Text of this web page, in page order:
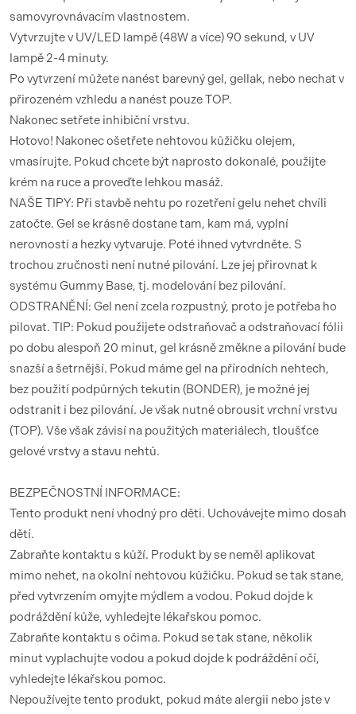
samovyrovnávacím vlastnostem.
Vytvrzujte v UV/LED lampě (48W a více) 90 sekund, v UV
lampě 2-4 minuty.
Po vytvrzení můžete nanést barevný gel, gellak, nebo nechat v
přirozeném vzhledu a nanést pouze TOP.
Nakonec setřete inhibiční vrstvu.
Hotovo! Nakonec ošetřete nehtovou kůžičku olejem,
vmasírujte. Pokud chcete být naprosto dokonalé, použijte
krém na ruce a proveďte lehkou masáž.
NAŠE TIPY: Při stavbě nehtu po rozetření gelu nehet chvíli
zatočte. Gel se krásně dostane tam, kam má, vyplní
nerovnosti a hezky vytvaruje. Poté ihned vytvrdněte. S
trochou zručnosti není nutné pilování. Lze jej přirovnat k
systému Gummy Base, tj. modelování bez pilování.
ODSTRANĚNÍ: Gel není zcela rozpustný, proto je potřeba ho
pilovat. TIP: Pokud použijete odstraňovač a odstraňovací fólii
po dobu alespoň 20 minut, gel krásně změkne a pilování bude
snazší a šetrnější. Pokud máme gel na přírodních nehtech,
bez použití podpůrných tekutin (BONDER), je možné jej
odstranit i bez pilování. Je však nutné obrousit vrchní vrstvu
(TOP). Vše však závisí na použitých materiálech, tloušťce
gelové vrstvy a stavu nehtů.
BEZPEČNOSTNÍ INFORMACE:
Tento produkt není vhodný pro děti. Uchovávejte mimo dosah
dětí.
Zabraňte kontaktu s kůží. Produkt by se neměl aplikovat
mimo nehet, na okolní nehtovou kůžičku. Pokud se tak stane,
před vytvrzením omyjte mýdlem a vodou. Pokud dojde k
podráždění kůže, vyhledejte lékařskou pomoc.
Zabraňte kontaktu s očima. Pokud se tak stane, několik
minut vyplachujte vodou a pokud dojde k podráždění očí,
vyhledejte lékařskou pomoc.
Nepoužívejte tento produkt, pokud máte alergii nebo jste v